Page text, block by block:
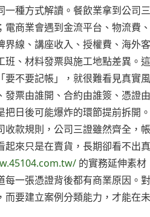
一種方式解讀。餐飲業拿到公司
電商業會遇到金流平台、物流費
界線、講座收入、授權費、海外
班、材料發票與施工地點差異。
不要記帳」，就很難看見真實
票由誰開、合約由誰簽、憑證
把日後可能爆炸的環節提前拆開
收款規則，公司三證雖然齊全，
起來只是在賣貨，長期卻看不出
的實務延伸素
每一張憑證背後都有商業原因。
要建立案例分類能力，才能在